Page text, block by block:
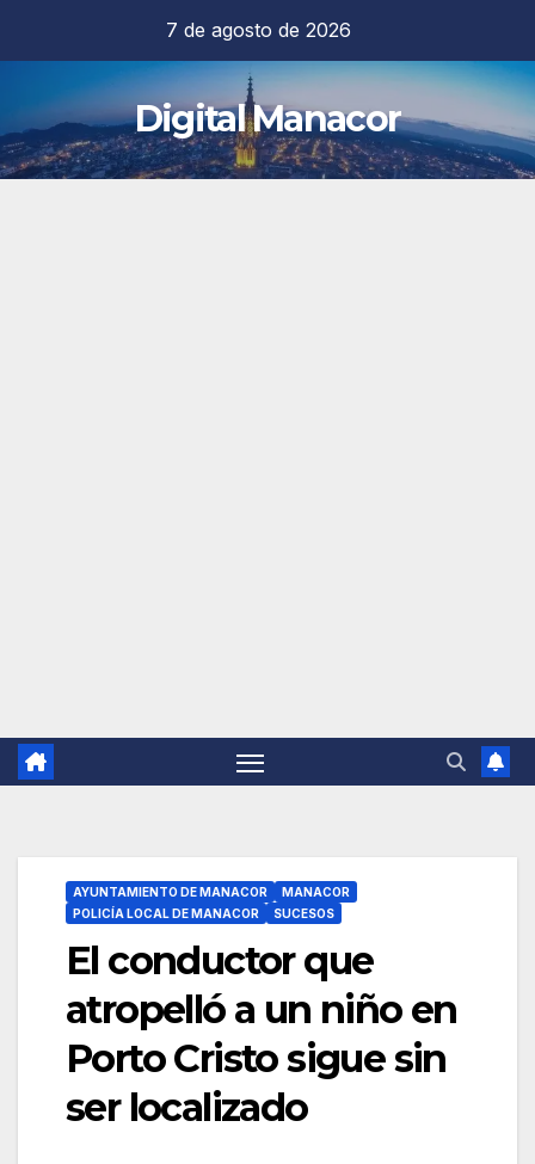
contenido
7 de agosto de 2026
Digital Manacor
AYUNTAMIENTO DE MANACOR
MANACOR
POLICÍA LOCAL DE MANACOR
SUCESOS
El conductor que
atropelló a un niño en
Porto Cristo sigue sin
ser localizado